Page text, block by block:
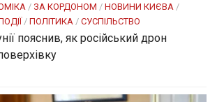
/ ЗА КОРДОНОМ / НОВИНИ КИЄВА /
/ ПОЛІТИКА / СУСПІЛЬСТВО
пояснив, як російський дрон